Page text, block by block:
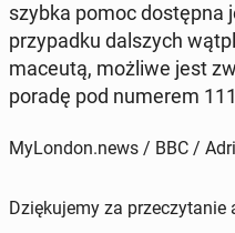
szybka pomoc do­stęp­na
przy­pad­ku dal­szych
ma­ceu­tą, możliwe jest
poradę pod numerem
MyLondon.news / BBC /
Dziękujemy za przeczytanie